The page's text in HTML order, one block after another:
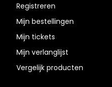
Registreren
Mijn bestellingen
Mijn tickets
Mijn verlanglijst
Vergelijk producten